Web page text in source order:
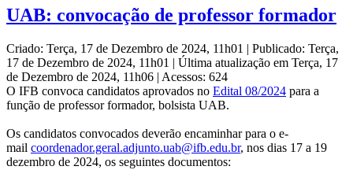
UAB: convocação de professor formador
Criado: Terça, 17 de Dezembro de 2024, 11h01 | Publicado: Terça,
17 de Dezembro de 2024, 11h01 | Última atualização em Terça, 17
de Dezembro de 2024, 11h06 | Acessos: 624
O IFB convoca candidatos aprovados no Edital 08/2024 para a
função de professor formador, bolsista UAB.
Os candidatos convocados deverão encaminhar para o e-
mail coordenador.geral.adjunto.uab@ifb.edu.br, nos dias 17 a 19
dezembro de 2024, os seguintes documentos: